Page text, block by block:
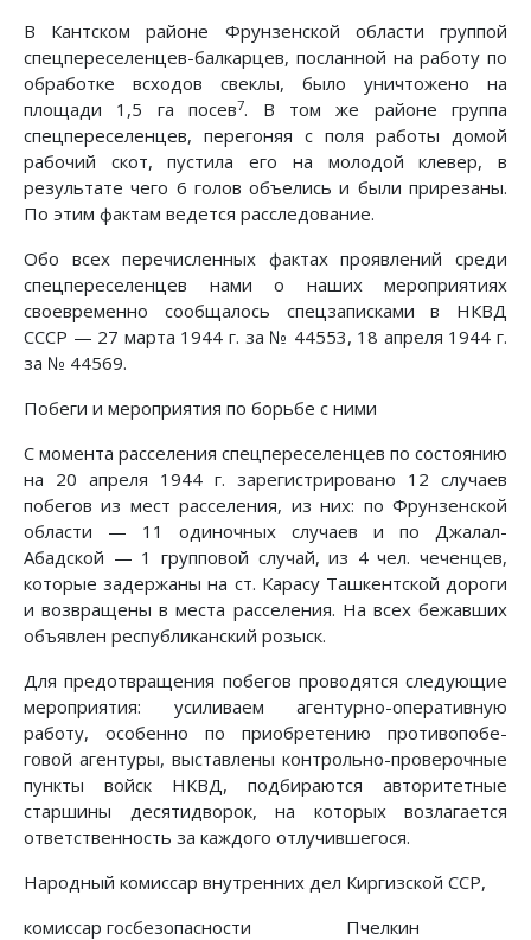
В Кантском районе Фрунзенской области группой
спецпереселенцев-балкарцев, посланной на работу по
обработке всходов свеклы, было уничтожено на
площади 1,5 га посев7. В том же районе группа
спецпереселенцев, перегоняя с поля работы домой
рабочий скот, пустила его на молодой клевер, в
результате чего 6 голов объелись и были прирезаны.
По этим фактам ведется расследование.
Обо всех перечисленных фактах проявлений среди
спецпереселенцев нами о наших мероприятиях
своевременно сообщалось спецзаписками в НКВД
СССР — 27 марта 1944 г. за № 44553, 18 апреля 1944 г.
за № 44569.
Побеги и мероприятия по борьбе с ними
С момента расселения спецпереселенцев по состоянию
на 20 апреля 1944 г. зарегистрировано 12 случаев
побегов из мест расселения, из них: по Фрунзенской
области — 11 одиночных случаев и по Джалал-
Абадской — 1 групповой случай, из 4 чел. чеченцев,
которые задержаны на ст. Карасу Ташкентской дороги
и возвращены в места расселения. На всех бежавших
объявлен республиканский розыск.
Для предотвращения побегов проводятся следующие
мероприятия: усиливаем агентурно-оперативную
работу, особенно по приобретению противопобе-
говой агентуры, выставлены контрольно-проверочные
пункты войск НКВД, подбираются авторитетные
старшины десятидворок, на которых возлагается
ответственность за каждого отлучившегося.
Народный комиссар внутренних дел Киргизской ССР,
комиссар госбезопасности Пчелкин